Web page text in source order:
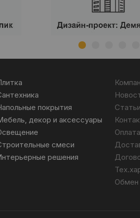
покрытия
декор и аксессуары
смеси
решения
Статьи
Оплата
Обмен